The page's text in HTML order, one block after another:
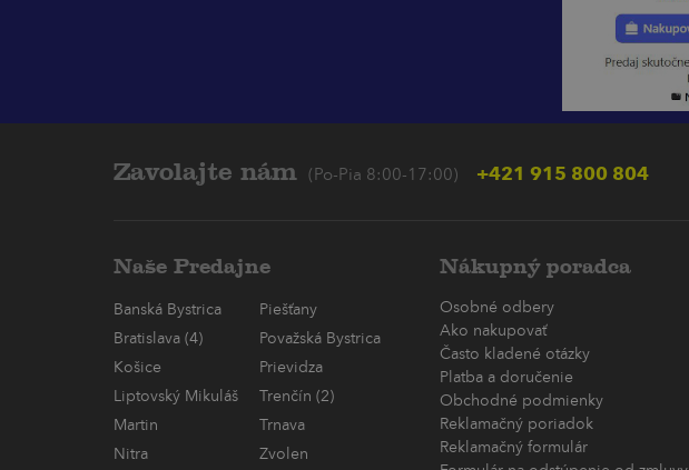
Zavolajte nám (Po-Pia 8:00-17:00) +421 915 800 804
Naše Predajne
Banská Bystrica
Piešťany
Bratislava (4)
Považská Bystrica
Košice
Prievidza
Liptovský Mikuláš
Trenčín (2)
Martin
Trnava
Nitra
Zvolen
Nákupný poradca
Osobné odbery
Ako nakupovať
Často kladené otázky
Platba a doručenie
Obchodné podmienky
Reklamačný poriadok
Reklamačný formulár